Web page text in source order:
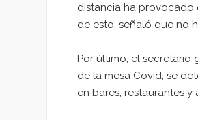
distancia ha provocado
de esto, señaló que no
Por último, el
de la mesa Covid, se
en bares, restaurantes y